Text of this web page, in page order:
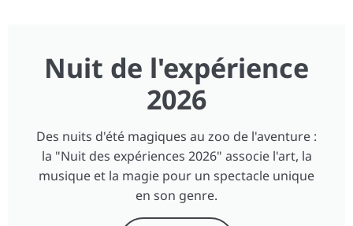
Nuit de l'expérience
2026
Des nuits d'été magiques au zoo de l'aventure :
la "Nuit des expériences 2026" associe l'art, la
musique et la magie pour un spectacle unique
en son genre.